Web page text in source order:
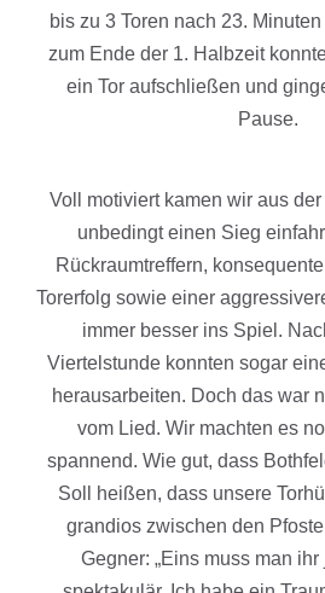
bis zu 3 Toren nach 23.
zum Ende der 1. Halbzeit
ein Tor aufschließen und
Pause.
Voll motiviert kamen wir aus
unbedingt einen Sieg
Rückraumtreffern,
Torerfolg sowie einer
immer besser ins Spiel.
Viertelstunde konnten sogar
herausarbeiten. Doch das war
vom Lied. Wir machten es
spannend. Wie gut, dass
Soll heißen, dass unsere
grandios zwischen den
Gegner: „Eins muss man